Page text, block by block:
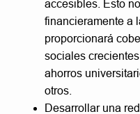
accesibles. Esto
financieramente a
proporcionará
sociales
ahorros
otros.
Desarrollar una